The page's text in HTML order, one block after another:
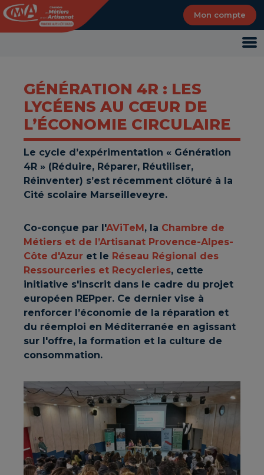
Mon compte
GÉNÉRATION 4R : LES
LYCÉENS AU CŒUR DE
L’ÉCONOMIE CIRCULAIRE
Le cycle d’expérimentation « Génération
4R » (Réduire, Réparer, Réutiliser,
Réinventer) s’est récemment clôturé à la
Cité scolaire Marseilleveyre.
Co-conçue par l'AViTeM, la Chambre de
Métiers et de l’Artisanat Provence-Alpes-
Côte d'Azur et le Réseau Régional des
Ressourceries et Recycleries, cette
initiative s'inscrit dans le cadre du projet
européen REPper. Ce dernier vise à
renforcer l’économie de la réparation et
du réemploi en Méditerranée en agissant
sur l'offre, la formation et la culture de
consommation.
Panneau de gestion des cookies